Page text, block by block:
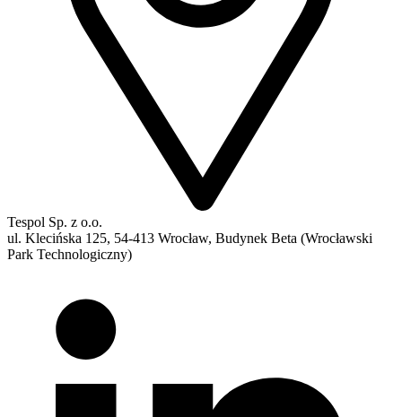
Tespol Sp. z o.o.
ul. Klecińska 125, 54-413 Wrocław, Budynek Beta (Wrocławski
Park Technologiczny)